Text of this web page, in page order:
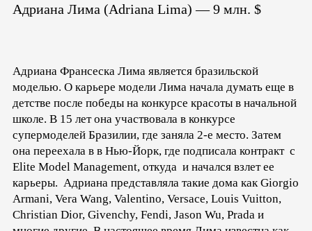
Адриана Лима (Adriana Lima) — 9 млн. $
Адриана Франсеска Лима является бразильской
моделью. О карьере модели Лима начала думать еще в
детстве после победы на конкурсе красоты в начальной
школе. В 15 лет она участвовала в конкурсе
супермоделей Бразилии, где заняла 2-е место. Затем
она переехала в в Нью-Йорк, где подписала контракт с
Elite Model Management, откуда и начался взлет ее
карьеры. Адриана представляла такие дома как Giorgio
Armani, Vera Wang, Valentino, Versace, Louis Vuitton,
Christian Dior, Givenchy, Fendi, Jason Wu, Prada и